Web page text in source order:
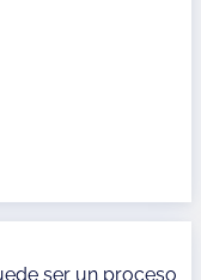
ser un proceso